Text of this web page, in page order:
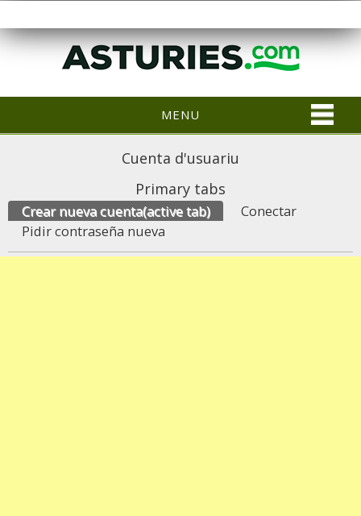
MENU
Cuenta d'usuariu
Primary tabs
Crear nueva cuenta(active tab)
Conectar
Pidir contraseña nueva